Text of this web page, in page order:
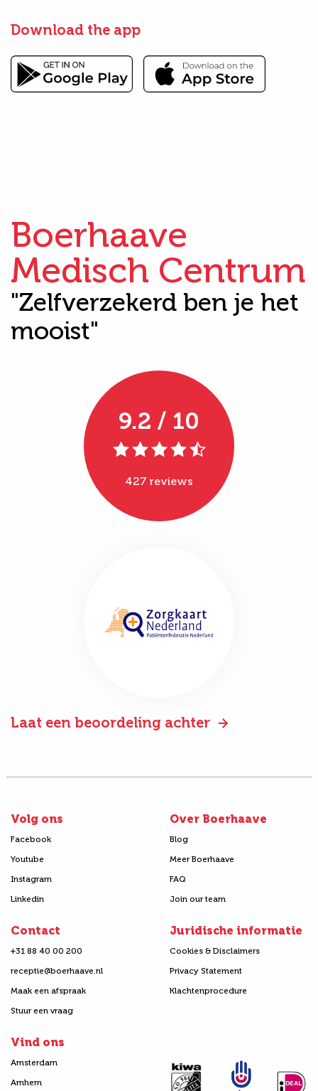
Download the app
Boerhaave
Medisch Centrum
"Zelfverzekerd ben je het
mooist"
9.2 / 10
427 reviews
Laat een beoordeling achter
Volg ons
Facebook
Youtube
Instagram
Linkedin
Over Boerhaave
Blog
Meer Boerhaave
FAQ
Join our team
Contact
+31 88 40 00 200
receptie@boerhaave.nl
Maak een afspraak
Stuur een vraag
Juridische informatie
Cookies & Disclaimers
Privacy Statement
Klachtenprocedure
Vind ons
Amsterdam
Arnhem